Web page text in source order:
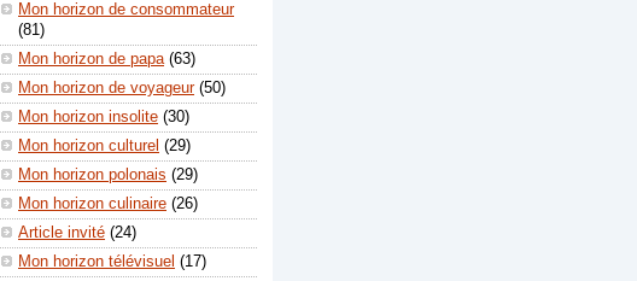
Mon horizon de consommateur
(81)
Mon horizon de papa (63)
Mon horizon de voyageur (50)
Mon horizon insolite (30)
Mon horizon culturel (29)
Mon horizon polonais (29)
Mon horizon culinaire (26)
Article invité (24)
Mon horizon télévisuel (17)